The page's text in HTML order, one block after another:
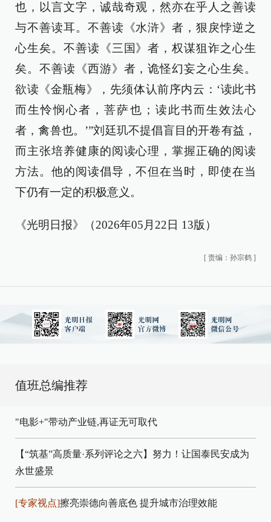
也，以言文字，诚哉奇观，然亦在乎人之善读
与不善读耳。不善读《水浒》者，狠戾悖逆之
心生矣。不善读《三国》者，权谋狙诈之心生
矣。不善读《西游》者，诡怪幻妄之心生矣。
欲读《金瓶梅》，先须体认前序内云：‘读此书
而生怜悯心者，菩萨也；读此书而生效法心
者，禽兽也。’”刘廷玑不提倡盲目的开卷有益，
而主张培养健康的阅读心理，掌握正确的阅读
方法。他的阅读倡导，不但在当时，即使在当
下仍有一定的积极意义。
《光明日报》（2026年05月22日 13版）
[ 责编：孙宗鹤 ]
值班总编推荐
"电影+"带动产业链,再证无可取代
【“筑基”高质量·系列评论之六】努力！让国泰民安成为
永世盛景
[专家视点]擦亮崇德向善底色 提升城市治理效能